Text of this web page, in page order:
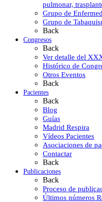
pulmonar,
Grupo de
Grupo de
Back
Congresos
Back
Ver detalle del
Histórico de
Otros Eventos
Back
Pacientes
Back
Blog
Guías
Madrid Respira
Vídeos Pacientes
Asociaciones de
Contactar
Back
Publicaciones
Back
Proceso de
Últimos números